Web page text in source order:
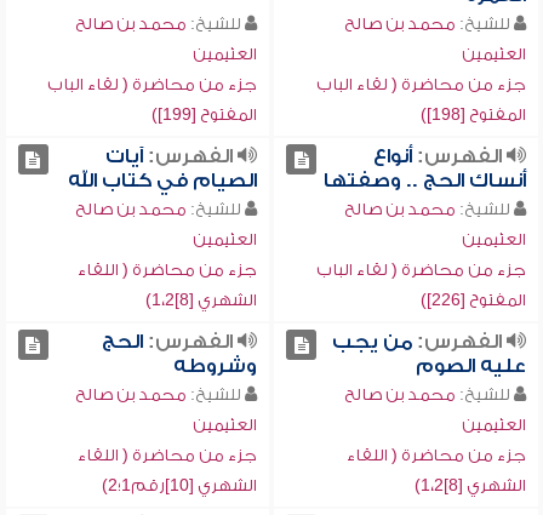
للشيخ: محمد بن صالح
العثيمين
جزء من محاضرة ( لقاء الباب
المفتوح [198])
للشيخ: محمد بن صالح
العثيمين
جزء من محاضرة ( لقاء الباب
المفتوح [199])
الفهرس:أنواع
أنساك الحج .. وصفتها
للشيخ: محمد بن صالح
العثيمين
جزء من محاضرة ( لقاء الباب
المفتوح [226])
الفهرس:آيات
الصيام في كتاب الله
للشيخ: محمد بن صالح
العثيمين
جزء من محاضرة ( اللقاء
الشهري [8]1،2)
الفهرس:من يجب
عليه الصوم
للشيخ: محمد بن صالح
العثيمين
جزء من محاضرة ( اللقاء
الشهري [8]1،2)
الفهرس:الحج
وشروطه
للشيخ: محمد بن صالح
العثيمين
جزء من محاضرة ( اللقاء
الشهري [10]رقم1؛2)